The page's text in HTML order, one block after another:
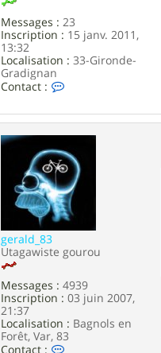
Messages : 23
Inscription : 15 janv. 2011,
13:32
Localisation : 33-Gironde-
Gradignan
Contact :
t
a
c
t
e
r
z
e
b
l
o
3
3
gerald_83
Utagawiste gourou
Messages : 4939
Inscription : 03 juin 2007,
21:37
Localisation : Bagnols en
Forêt, Var, 83
Contact :